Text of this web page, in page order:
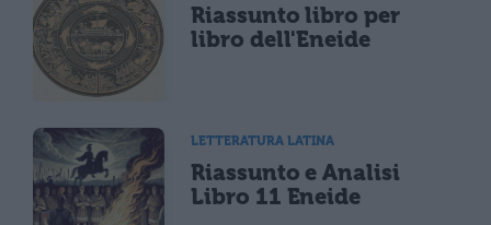
Riassunto libro per
libro dell'Eneide
LETTERATURA LATINA
Riassunto e Analisi
Libro 11 Eneide